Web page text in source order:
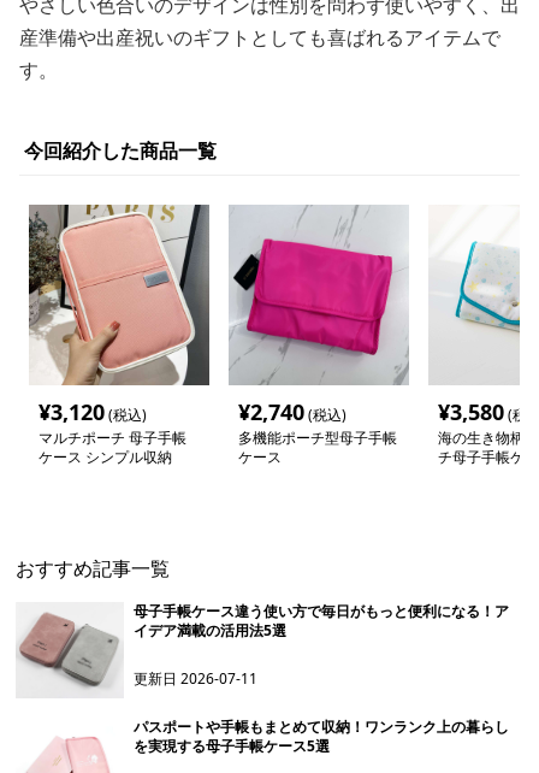
産準備や出産祝いのギフトとしても喜ばれるアイテムで
す。
今回紹介した商品一覧
¥3,120(税込)
マルチポーチ 母子手帳
ケース シンプル収納
¥2,740(税込)
多機能ポーチ型母子手帳
ケース
¥3,580(税
海の生き物柄
チ母子手帳ケ
おすすめ記事一覧
母子手帳ケース違う使い方で毎日がもっと便利になる！ア
イデア満載の活用法5選
更新日2026-07-11
パスポートや手帳もまとめて収納！ワンランク上の暮らし
を実現する母子手帳ケース5選